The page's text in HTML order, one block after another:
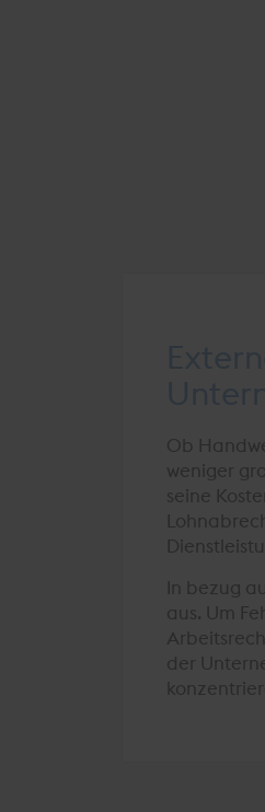
Ob
weniger
seine
In bezug
aus. Um
der